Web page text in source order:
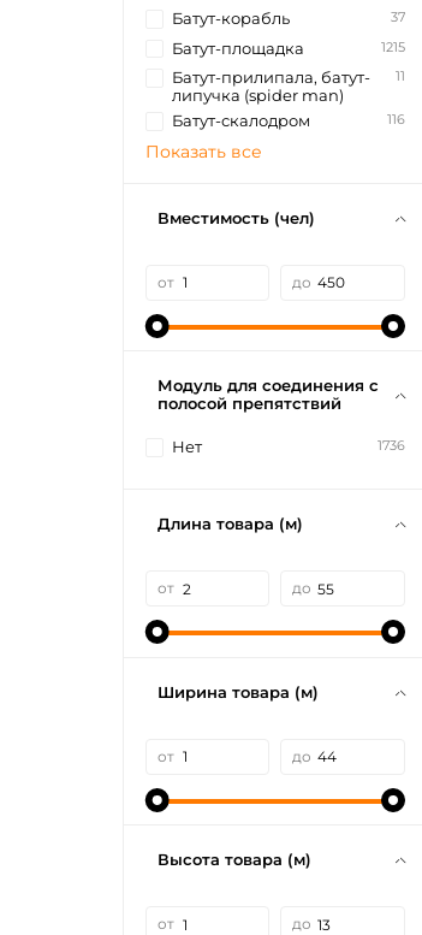
Батут-корабль 37
Батут-площадка 1215
Батут-прилипала, батут-
липучка (spider man)
11
Батут-скалодром 116
Показать все
Вместимость (чел)
от до
Модуль для соединения с
полосой препятствий
Нет 1736
Длина товара (м)
от до
Ширина товара (м)
от до
Высота товара (м)
от до